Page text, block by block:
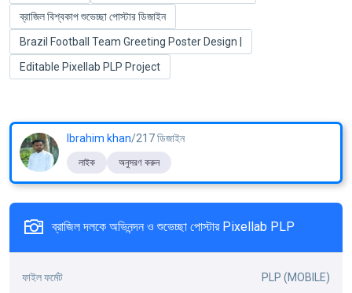
ব্রাজিল বিশ্বকাপ শুভেচ্ছা পোস্টার ডিজাইন
Brazil Football Team Greeting Poster Design |
Editable Pixellab PLP Project
Ibrahim khan/217 ডিজাইন
লাইক অনুসরণ করুন
ব্রাজিল দলকে অভিনন্দন ও শুভেচ্ছা পোস্টার Pixellab PLP
ফাইল ফর্মেট
PLP (MOBILE)